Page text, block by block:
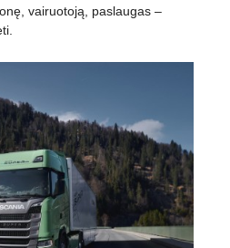
vairuotoją, paslaugas –